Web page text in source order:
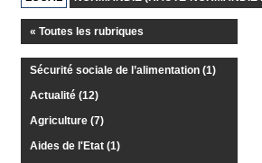
ACCUEIL
Calvados
France
Accueil
« Toutes les rubriques
Sécurité sociale de l’alimentation (1)
Actualité (12)
Agriculture (7)
Aides de l'Etat (1)